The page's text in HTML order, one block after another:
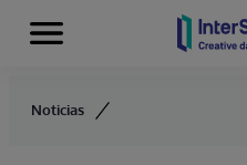
Skip to content
Secciones
Noticias